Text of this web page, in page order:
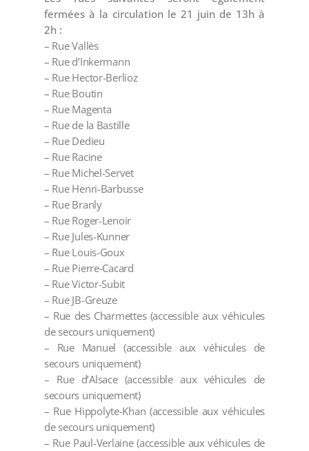
fermées à la circulation le 21 juin de 13h à
2h :
– Rue Vallès
– Rue d’Inkermann
– Rue Hector-Berlioz
– Rue Boutin
– Rue Magenta
– Rue de la Bastille
– Rue Dedieu
– Rue Racine
– Rue Michel-Servet
– Rue Henri-Barbusse
– Rue Branly
– Rue Roger-Lenoir
– Rue Jules-Kunner
– Rue Louis-Goux
– Rue Pierre-Cacard
– Rue Victor-Subit
– Rue JB-Greuze
– Rue des Charmettes (accessible aux véhicules
de secours uniquement)
– Rue Manuel (accessible aux véhicules de
secours uniquement)
– Rue d’Alsace (accessible aux véhicules de
secours uniquement)
– Rue Hippolyte-Khan (accessible aux véhicules
de secours uniquement)
– Rue Paul-Verlaine (accessible aux véhicules de